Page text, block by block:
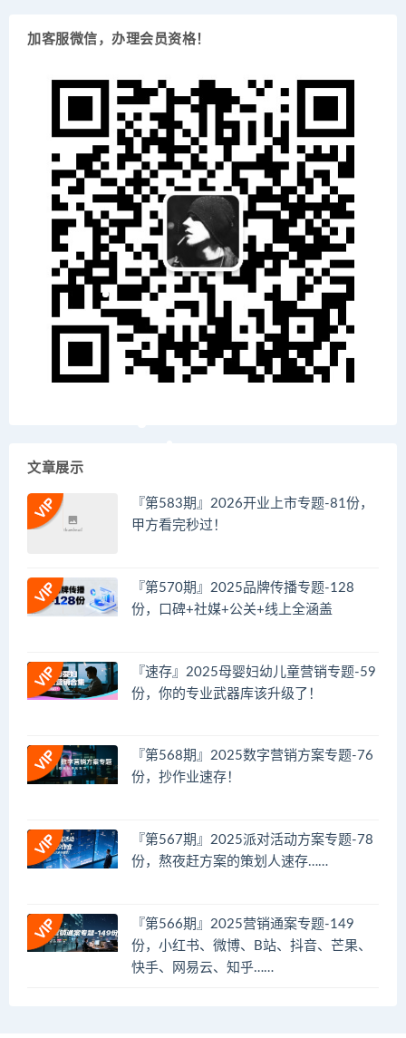
加客服微信，办理会员资格！
文章展示
『第583期』2026开业上市专题-81份，
甲方看完秒过！
『第570期』2025品牌传播专题-128
份，口碑+社媒+公关+线上全涵盖
『速存』2025母婴妇幼儿童营销专题-59
份，你的专业武器库该升级了！
『第568期』2025数字营销方案专题-76
份，抄作业速存！
『第567期』2025派对活动方案专题-78
份，熬夜赶方案的策划人速存……
『第566期』2025营销通案专题-149
份，小红书、微博、B站、抖音、芒果、
快手、网易云、知乎……